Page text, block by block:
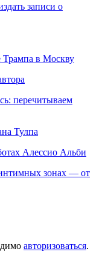
записи о
Трампа в Москву
перечитываем
Тулпа
Алессио Альби
зонах — от
авторизоваться.